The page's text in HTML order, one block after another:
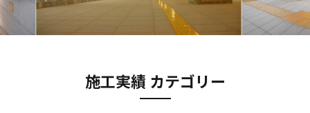
施工実績 カテゴリー